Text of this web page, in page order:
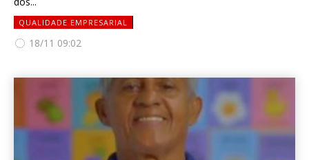
QUALIDADE EMPRESARIAL
18/11 09:02